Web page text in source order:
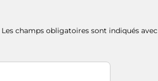
Les champs obligatoires sont indiqués avec